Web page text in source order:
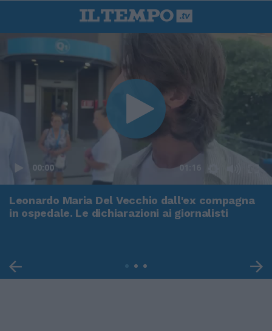
00:00 01:16
Leonardo Maria Del Vecchio dall'ex compagna
in ospedale. Le dichiarazioni ai giornalisti